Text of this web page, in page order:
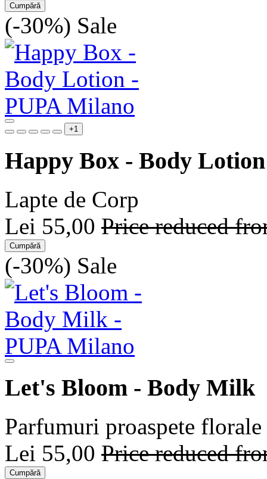
Cumpără
(-30%) Sale
+1
Happy Box - Body Lotion
Lapte de Corp
Lei 55,00 Price reduced
Cumpără
(-30%) Sale
Let's Bloom - Body Milk
Parfumuri proaspete
Lei 55,00 Price reduced
Cumpără